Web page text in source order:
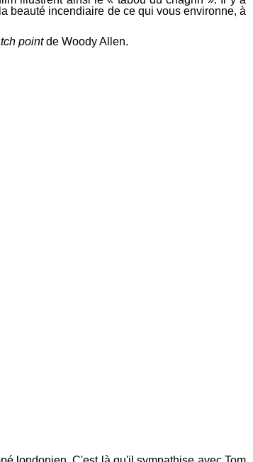
beauté incendiaire de ce qui vous environne, à
pointde Woody Allen.